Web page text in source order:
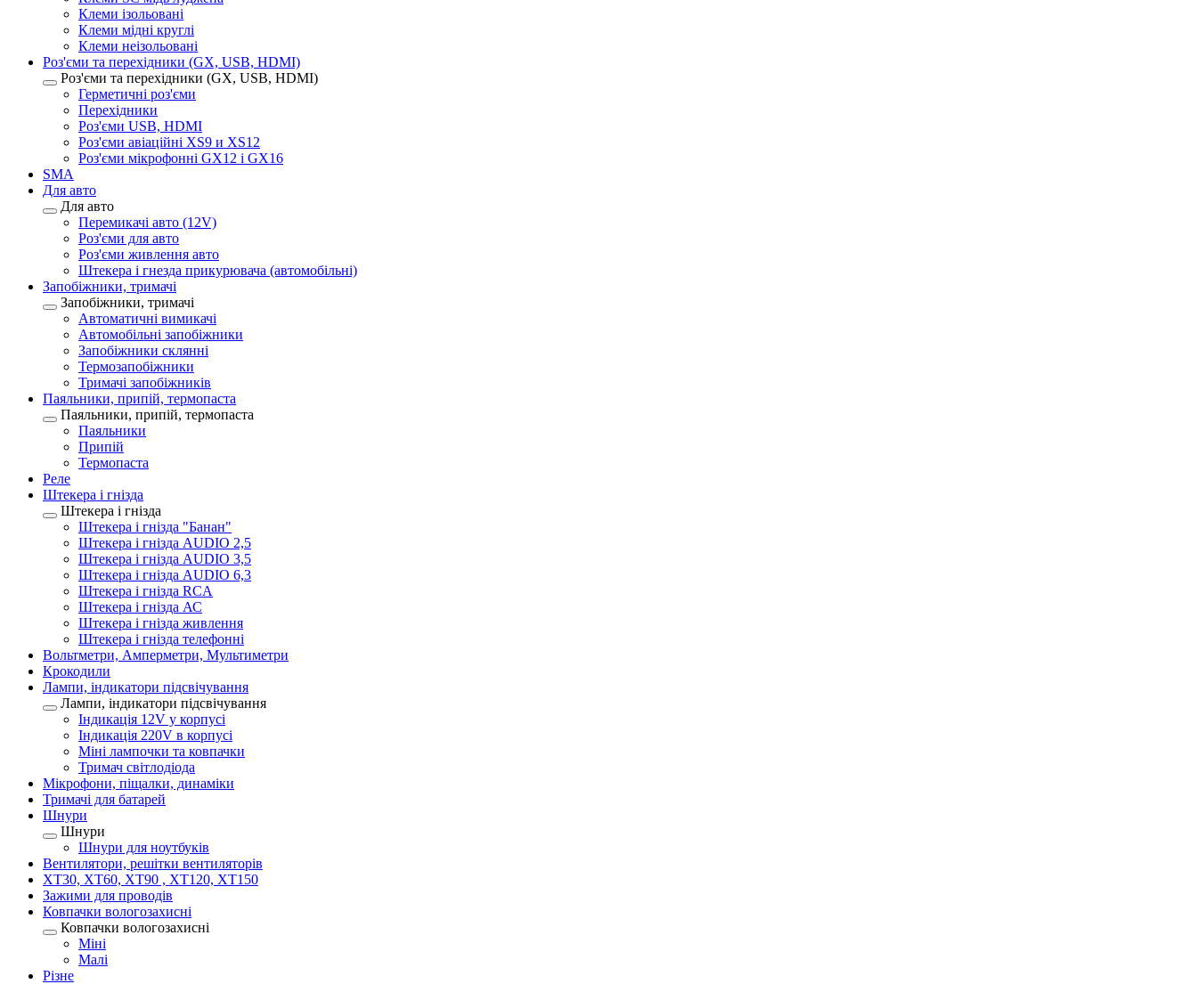
Клеми ізольовані
Клеми мідні круглі
Клеми неізольовані
Роз'єми та перехідники (GX, USB, HDMI)
Роз'єми та перехідники (GX, USB, HDMI)
Герметичні роз'єми
Перехідники
Роз'єми USB, HDMI
Роз'єми авіаційні XS9 и XS12
Роз'єми мікрофонні GX12 і GX16
SMA
Для авто
Для авто
Перемикачі авто (12V)
Роз'єми для авто
Роз'єми живлення авто
Штекера і гнезда прикурювача (автомобільні)
Запобіжники, тримачі
Запобіжники, тримачі
Автоматичні вимикачі
Автомобільні запобіжники
Запобіжники склянні
Термозапобіжники
Тримачі запобіжників
Паяльники, припій, термопаста
Паяльники, припій, термопаста
Паяльники
Припій
Термопаста
Реле
Штекера і гнізда
Штекера і гнізда
Штекера і гнізда "Банан"
Штекера і гнізда AUDIO 2,5
Штекера і гнізда AUDIO 3,5
Штекера і гнізда AUDIO 6,3
Штекера і гнізда RCA
Штекера і гнізда АС
Штекера і гнізда живлення
Штекера і гнізда телефонні
Вольтметри, Амперметри, Мультиметри
Крокодили
Лампи, індикатори підсвічування
Лампи, індикатори підсвічування
Індикація 12V у корпусі
Індикація 220V в корпусі
Міні лампочки та ковпачки
Тримач світлодіода
Мікрофони, піщалки, динаміки
Тримачі для батарей
Шнури
Шнури
Шнури для ноутбуків
Вентилятори, решітки вентиляторів
XT30, XT60, XT90 , XT120, XT150
Зажими для проводів
Ковпачки вологозахисні
Ковпачки вологозахисні
Міні
Малі
Різне